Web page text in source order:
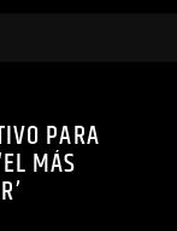
PARA
MÁS